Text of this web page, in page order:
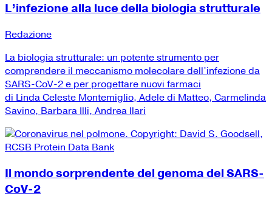
L’infezione alla luce della biologia strutturale
Redazione
La biologia strutturale: un potente strumento per
comprendere il meccanismo molecolare dell’infezione da
SARS-CoV-2 e per progettare nuovi farmaci
di Linda Celeste Montemiglio, Adele di Matteo, Carmelinda
Savino, Barbara Illi, Andrea Ilari
Il mondo sorprendente del genoma del SARS-
CoV-2